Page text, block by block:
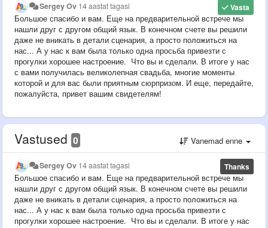
Vasta
Sergey Ov 14 aastat tagasi
Большое спасибо и вам. Еще на предварительной встрече мы
нашли друг с другом общий язык. В конечном счете вы решили
даже не вникать в детали сценария, а просто положиться на
нас... А у нас к вам была только одна просьба привезти с
прогулки хорошее настроение. Что вы и сделали. В итоге у нас
с вами получилась великолепная свадьба, многие моменты
которой и для вас были приятным сюрпризом. И еще, передайте,
пожалуйста, привет вашим свидетелям!
Vastused 0 Vanemad enne
Thanks
Sergey Ov 14 aastat tagasi
Большое спасибо и вам. Еще на предварительной встрече мы
нашли друг с другом общий язык. В конечном счете вы решили
даже не вникать в детали сценария, а просто положиться на
нас... А у нас к вам была только одна просьба привезти с
прогулки хорошее настроение. Что вы и сделали. В итоге у нас